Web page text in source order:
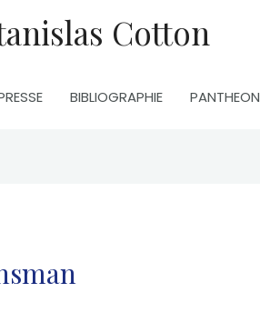
Cotton
BIBLIOGRAPHIE PANTHEON